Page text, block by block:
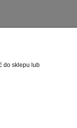
do sklepu lub